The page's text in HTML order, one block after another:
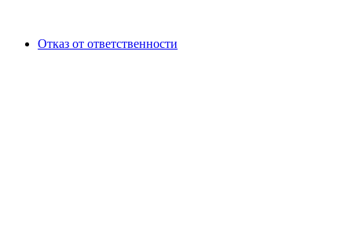
Отказ от ответственности